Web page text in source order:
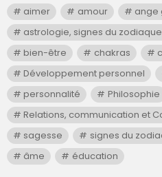
aimer amour
ange
astrologie, signes du
bien-être
chakras
Développement personnel
personnalité
Philosophie
Relations, communication et
sagesse
signes du
âme
éducation